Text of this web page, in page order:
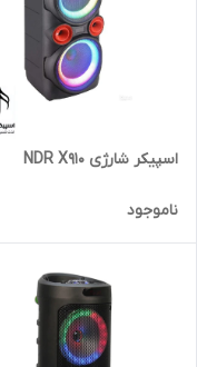
اسپیکر شارژی NDR X910
ناموجود